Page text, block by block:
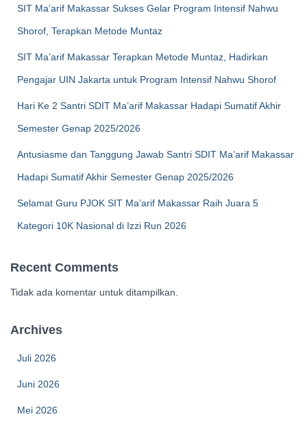
SIT Ma’arif Makassar Sukses Gelar Program Intensif Nahwu
Shorof, Terapkan Metode Muntaz
SIT Ma’arif Makassar Terapkan Metode Muntaz, Hadirkan
Pengajar UIN Jakarta untuk Program Intensif Nahwu Shorof
Hari Ke 2 Santri SDIT Ma’arif Makassar Hadapi Sumatif Akhir
Semester Genap 2025/2026
Antusiasme dan Tanggung Jawab Santri SDIT Ma’arif Makassar
Hadapi Sumatif Akhir Semester Genap 2025/2026
Selamat Guru PJOK SIT Ma’arif Makassar Raih Juara 5
Kategori 10K Nasional di Izzi Run 2026
Recent Comments
Tidak ada komentar untuk ditampilkan.
Archives
Juli 2026
Juni 2026
Mei 2026